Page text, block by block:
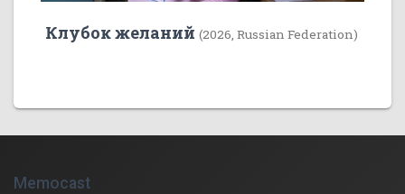
Клубок желаний (2026, Russian Federation)
Memocast